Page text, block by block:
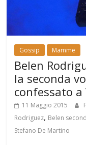
Gossip Mamme
Belen
la seconda
confessato a
11 Maggio 2015
Rodriguez, Belen
Stefano De Martino